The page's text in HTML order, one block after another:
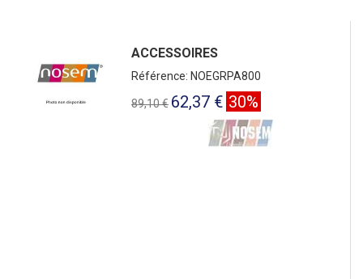
ACCESSOIRES
Référence: NOEGRPA800
89,10 € 62,37 € 30%